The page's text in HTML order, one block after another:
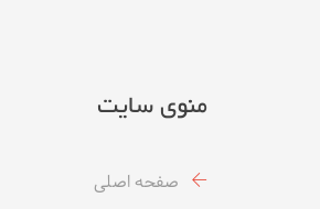
منوی سایت
صفحه اصلی